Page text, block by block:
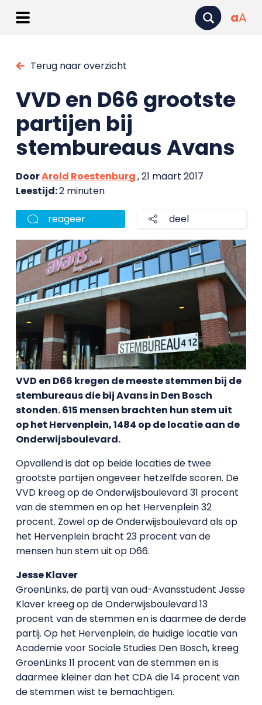
aA
Terug naar overzicht
VVD en D66 grootste
partijen bij
stembureaus Avans
DoorArold Roestenburg, 21 maart 2017
Leestijd:2 minuten
reageer deel
VVD en D66 kregen de meeste stemmen bij de
stembureaus die bij Avans in Den Bosch
stonden. 615 mensen brachten hun stem uit
op het Hervenplein, 1484 op de locatie aan de
Onderwijsboulevard.
Opvallend is dat op beide locaties de twee
grootste partijen ongeveer hetzelfde scoren. De
VVD kreeg op de Onderwijsboulevard 31 procent
van de stemmen en op het Hervenplein 32
procent. Zowel op de Onderwijsboulevard als op
het Hervenplein bracht 23 procent van de
mensen hun stem uit op D66.
Jesse Klaver
GroenLinks, de partij van oud-Avansstudent Jesse
Klaver kreeg op de Onderwijsboulevard 13
procent van de stemmen en is daarmee de derde
partij. Op het Hervenplein, de huidige locatie van
Academie voor Sociale Studies Den Bosch, kreeg
GroenLinks 11 procent van de stemmen en is
daarmee kleiner dan het CDA die 14 procent van
de stemmen wist te bemachtigen.